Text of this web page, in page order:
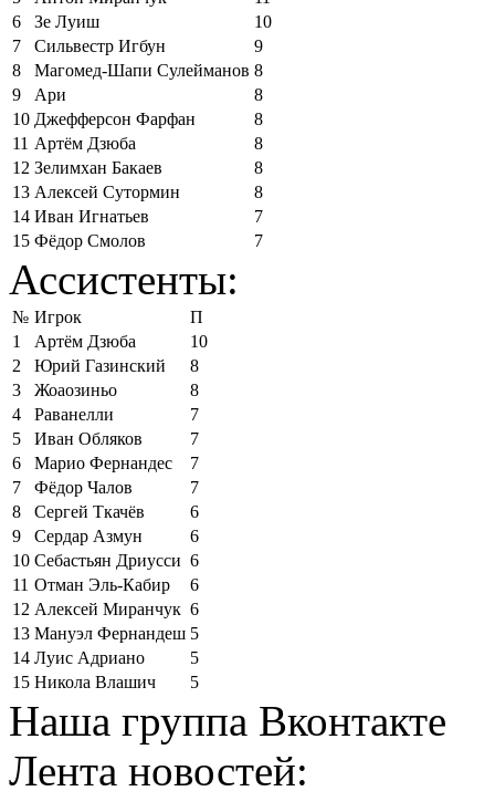
6
Зе Луиш
10
7
Сильвестр Игбун
9
8
Магомед-Шапи Сулейманов 8
9
Ари
8
10 Джефферсон Фарфан
8
11 Артём Дзюба
8
12 Зелимхан Бакаев
8
13 Алексей Сутормин
8
14 Иван Игнатьев
7
15 Фёдор Смолов 7
Ассистенты:
№ Игрок
П
1
Артём Дзюба
10
2
Юрий Газинский
8
3
Жоаозиньо
8
4
Раванелли
7
5
Иван Обляков
7
6
Марио Фернандес
7
7
Фёдор Чалов
7
8
Сергей Ткачёв
6
9
Сердар Азмун
6
10 Себастьян Дриусси 6
11 Отман Эль-Кабир
6
12 Алексей Миранчук 6
13 Мануэл Фернандеш 5
14 Луис Адриано
5
15 Никола Влашич 5
Наша группа Вконтакте
Лента новостей: